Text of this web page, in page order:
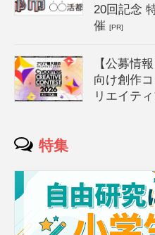
20回記念
催[PR]
【公募情
向け創作
リエイテ
特集